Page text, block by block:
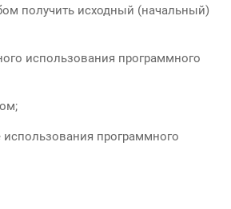
получить исходный (начальный)
использования программного
программного